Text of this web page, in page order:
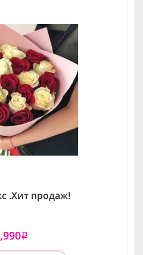
.Хит продаж!
i